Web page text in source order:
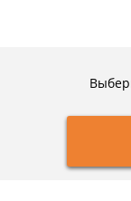
массажными
доставкой в